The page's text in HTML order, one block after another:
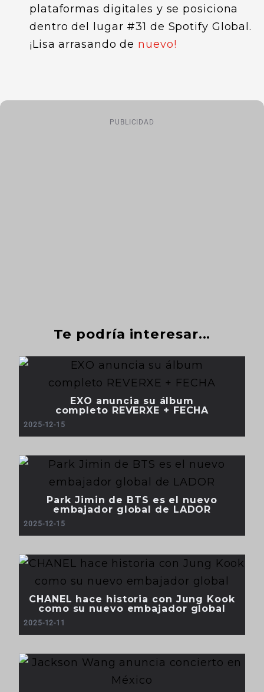
plataformas digitales y se posiciona
dentro del lugar #31 de Spotify Global.
¡Lisa arrasando de nuevo!
PUBLICIDAD
Te podría interesar...
EXO anuncia su álbum
completo REVERXE + FECHA
2025-12-15
Park Jimin de BTS es el nuevo
embajador global de LADOR
2025-12-15
CHANEL hace historia con Jung Kook
como su nuevo embajador global
2025-12-11